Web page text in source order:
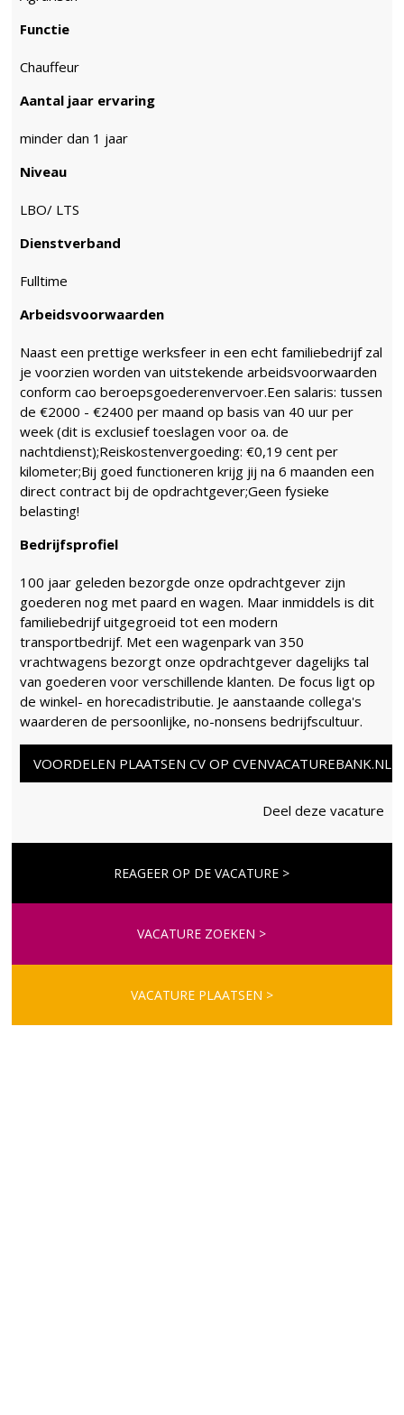
Functie
Chauffeur
Aantal jaar ervaring
minder dan 1 jaar
Niveau
LBO/ LTS
Dienstverband
Fulltime
Arbeidsvoorwaarden
Naast een prettige werksfeer in een echt familiebedrijf zal
je voorzien worden van uitstekende arbeidsvoorwaarden
conform cao beroepsgoederenvervoer.Een salaris: tussen
de €2000 - €2400 per maand op basis van 40 uur per
week (dit is exclusief toeslagen voor oa. de
nachtdienst);Reiskostenvergoeding: €0,19 cent per
kilometer;Bij goed functioneren krijg jij na 6 maanden een
direct contract bij de opdrachtgever;Geen fysieke
belasting!
Bedrijfsprofiel
100 jaar geleden bezorgde onze opdrachtgever zijn
goederen nog met paard en wagen. Maar inmiddels is dit
familiebedrijf uitgegroeid tot een modern
transportbedrijf. Met een wagenpark van 350
vrachtwagens bezorgt onze opdrachtgever dagelijks tal
van goederen voor verschillende klanten. De focus ligt op
de winkel- en horecadistributie. Je aanstaande collega's
waarderen de persoonlijke, no-nonsens bedrijfscultuur.
VOORDELEN PLAATSEN CV OP CVENVACATUREBANK.NL
Deel deze vacature
REAGEER OP DE VACATURE >
VACATURE ZOEKEN >
VACATURE PLAATSEN >